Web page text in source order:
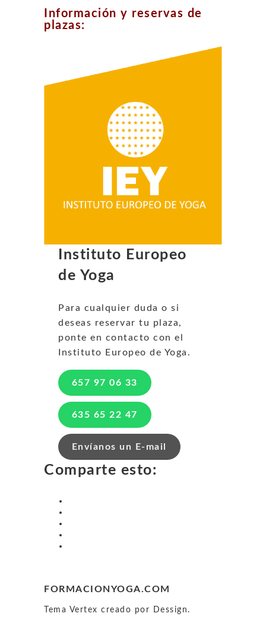
Información y reservas de
plazas:
Instituto Europeo
de Yoga
Para cualquier duda o si
deseas reservar tu plaza,
ponte en contacto con el
Instituto Europeo de Yoga.
657 97 06 33
635 65 22 47
Envíanos un E-mail
Comparte esto:
FORMACIONYOGA.COM
Tema Vertex creado por Dessign.